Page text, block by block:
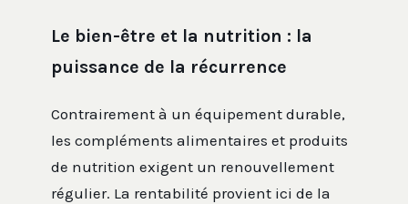
Le bien-être et la nutrition : la
puissance de la récurrence
Contrairement à un équipement durable,
les compléments alimentaires et produits
de nutrition exigent un renouvellement
régulier. La rentabilité provient ici de la